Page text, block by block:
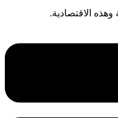
الاقتصادية.